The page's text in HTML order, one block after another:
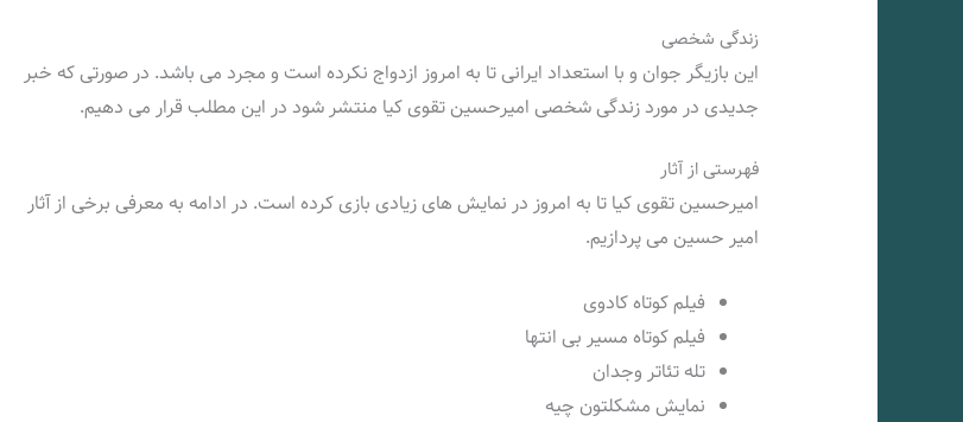
زندگی شخصی
این بازیگر جوان و با استعداد ایرانی تا به امروز ازدواج نکرده است و مجرد می باشد. در صورتی که خبر
جدیدی در مورد زندگی شخصی امیرحسین تقوی کیا منتشر شود در این مطلب قرار می دهیم.
فهرستی از آثار
امیرحسین تقوی کیا تا به امروز در نمایش های زیادی بازی کرده است. در ادامه به معرفی برخی از آثار
امیر حسین می پردازیم.
فیلم کوتاه کادوی
فیلم کوتاه مسیر بی انتها
تله تئاتر وجدان
نمایش مشکلتون چیه